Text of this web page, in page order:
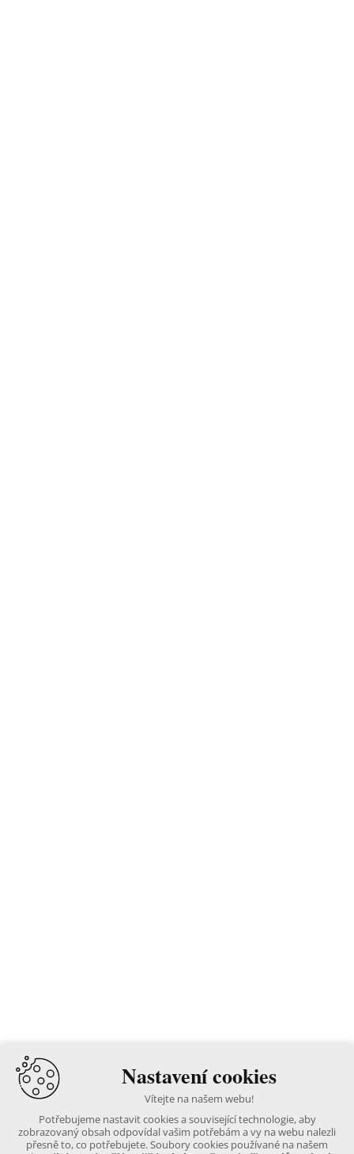
Nastavení cookies
Vítejte na našem webu!
Potřebujeme nastavit cookies a související technologie, aby
zobrazovaný obsah odpovídal vašim potřebám a vy na webu nalezli
přesně to, co potřebujete. Soubory cookies používané na našem